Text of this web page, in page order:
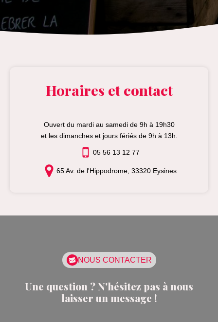
Horaires et contact
Ouvert du mardi au samedi de 9h à 19h30
et les dimanches et jours fériés de 9h à 13h.
05 56 13 12 77
65 Av. de l'Hippodrome, 33320 Eysines
NOUS CONTACTER
Une question ? N'hésitez pas à nous
laisser un message !